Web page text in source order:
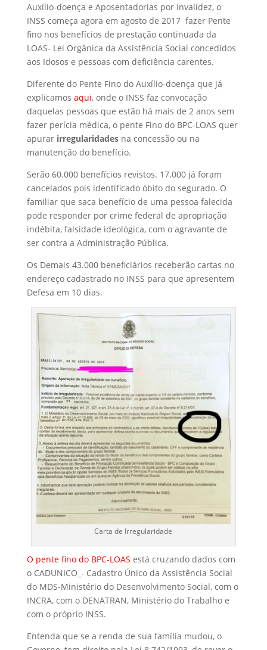
Auxílio-doença e Aposentadorias por Invalidez, o
INSS começa agora em agosto de 2017 fazer Pente
fino nos benefícios de prestação continuada da
LOAS- Lei Orgânica da Assistência Social concedidos
aos Idosos e pessoas com deficiência carentes.
Diferente do Pente Fino do Auxílio-doença que já
explicamos aqui, onde o INSS faz convocação
daquelas pessoas que estão há mais de 2 anos sem
fazer perícia médica, o pente Fino do BPC-LOAS quer
apurar irregularidadesna concessão ou na
manutenção do benefício.
Serão 60.000 benefícios revistos. 17.000 já foram
cancelados pois identificado óbito do segurado. O
familiar que saca benefício de uma pessoa falecida
pode responder por crime federal de apropriação
indébita, falsidade ideológica, com o agravante de
ser contra a Administração Pública.
Os Demais 43.000 beneficiários receberão cartas no
endereço cadastrado no INSS para que apresentem
Defesa em 10 dias.
Carta de Irregularidade
O pente fino do BPC-LOAS está cruzando dados com
o CADUNICO_- Cadastro Único da Assistência Social
do MDS-Ministério do Desenvolvimento Social, com o
INCRA, com o DENATRAN, Ministério do Trabalho e
com o próprio INSS.
Entenda que se a renda de sua família mudou, o